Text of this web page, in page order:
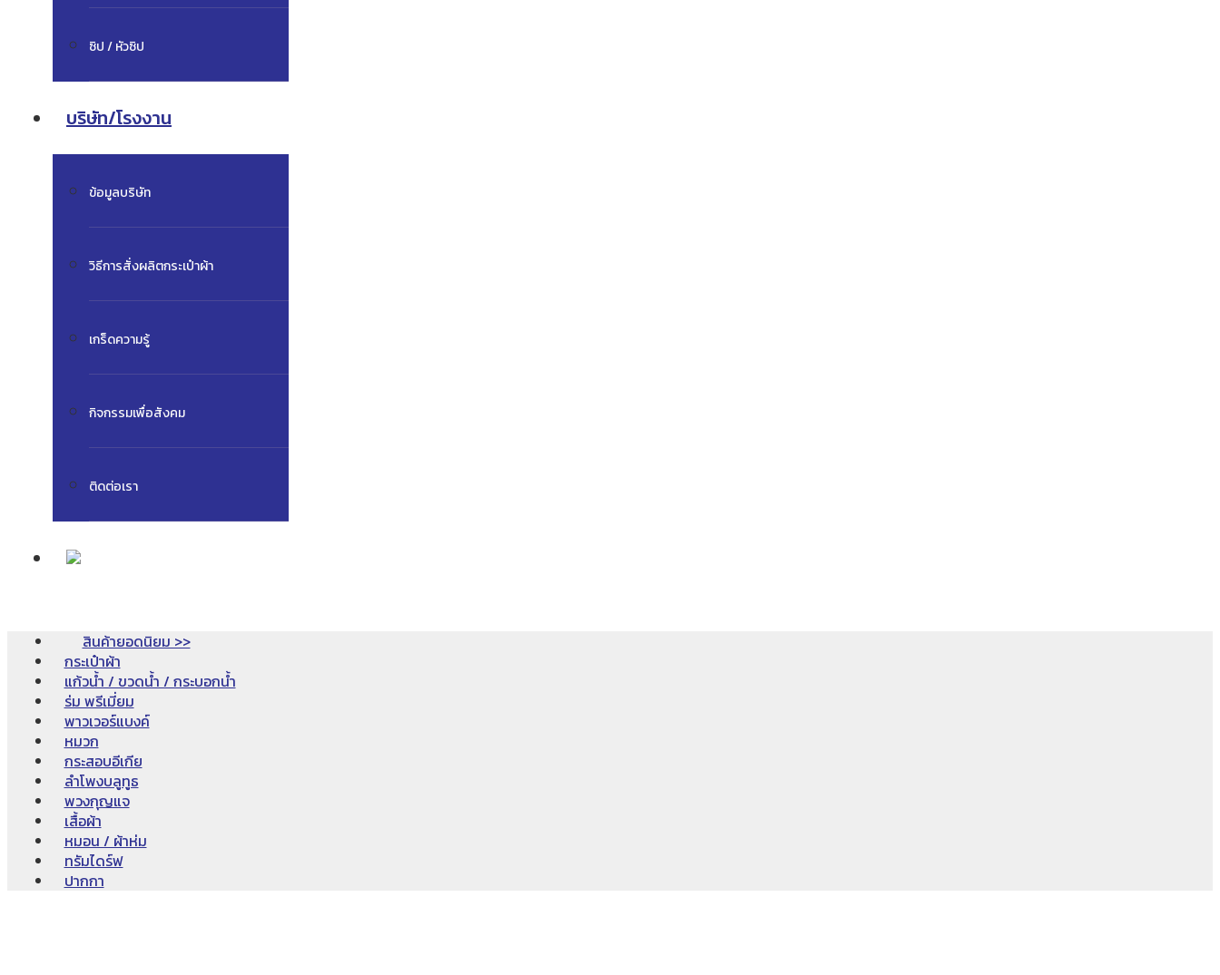
ซิป / หัวซิป
บริษัท/โรงงาน
ข้อมูลบริษัท
วิธีการสั่งผลิตกระเป๋าผ้า
เกร็ดความรู้
กิจกรรมเพื่อสังคม
ติดต่อเรา
สินค้ายอดนิยม >>
กระเป๋าผ้า
แก้วน้ำ / ขวดน้ำ / กระบอกน้ำ
ร่ม พรีเมี่ยม
พาวเวอร์แบงค์
หมวก
กระสอบอีเกีย
ลำโพงบลูทูธ
พวงกุญแจ
เสื้อผ้า
หมอน / ผ้าห่ม
ทรัมไดร์ฟ
ปากกา